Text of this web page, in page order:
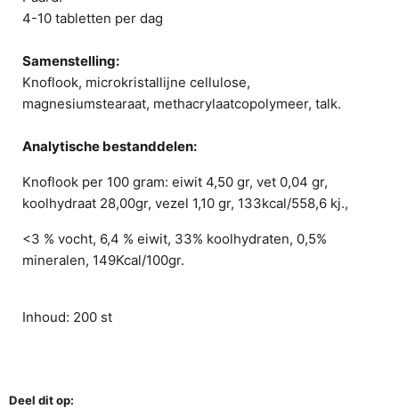
4-10 tabletten per dag
Samenstelling:
Knoflook, microkristallijne cellulose,
magnesiumstearaat, methacrylaatcopolymeer, talk.
Analytische bestanddelen:
Knoflook per 100 gram: eiwit 4,50 gr, vet 0,04 gr,
koolhydraat 28,00gr, vezel 1,10 gr, 133kcal/558,6 kj.,
<3 % vocht, 6,4 % eiwit, 33% koolhydraten, 0,5%
mineralen, 149Kcal/100gr.
Inhoud: 200 st
Deel dit op: